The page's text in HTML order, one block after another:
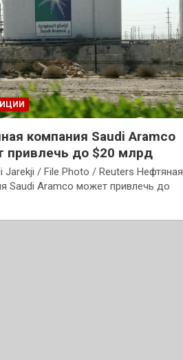
компания Saudi Aramco
привлечь до $20 млрд
Jarekji / File Photo / Reuters Нефтяная
Saudi Aramco может привлечь до